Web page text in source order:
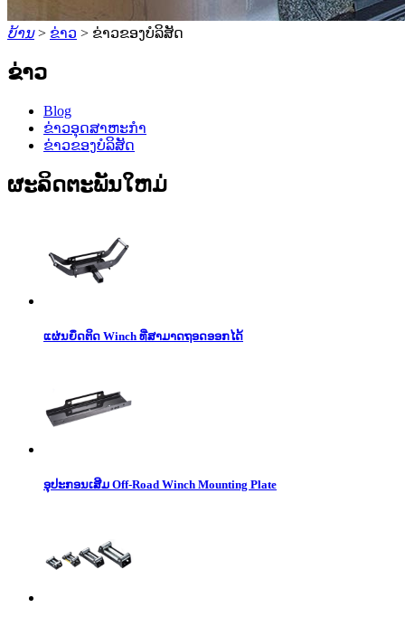
ບ້ານ > ຂ່າວ > ຂ່າວຂອງບໍລິສັດ
ຂ່າວ
Blog
ຂ່າວອຸດສາຫະກໍາ
ຂ່າວຂອງບໍລິສັດ
ຜະລິດຕະພັນໃຫມ່
ແຜ່ນຍຶດຕິດ Winch ທີ່ສາມາດຖອດອອກໄດ້
ອຸປະກອນເສີມ Off-Road Winch Mounting Plate